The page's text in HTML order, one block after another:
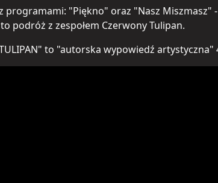
programami: "Piękno" oraz "Nasz
podróż z zespołem Czerwony Tulipan.
to "autorska wypowiedź artystyczna"